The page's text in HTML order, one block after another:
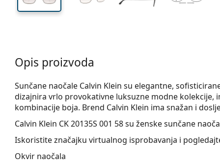
Opis proizvoda
Sunčane naočale Calvin Klein su elegantne,
dizajnira vrlo provokativne luksuzne modne kolekcije,
kombinacije boja. Brend Calvin Klein ima snažan i
Calvin Klein CK 20135S 001 58su ženske sunčane
Iskoristite značajku virtualnog isprobavanja i
Okvir naočala